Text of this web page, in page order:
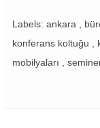
Labels: ankara ,
konferans koltuğu ,
mobilyaları ,